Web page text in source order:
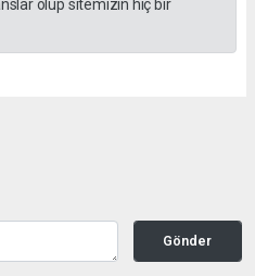
olup sitemizin hiç bir
Gönder